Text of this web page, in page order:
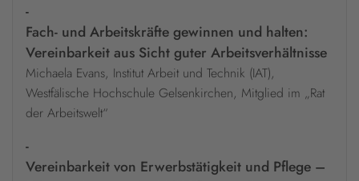
-
Fach- und Arbeitskräfte gewinnen und halten:
Vereinbarkeit aus Sicht guter Arbeitsverhältnisse
Michaela Evans, Institut Arbeit und Technik (IAT),
Westfälische Hochschule Gelsenkirchen, Mitglied im „Rat
der Arbeitswelt“
-
Vereinbarkeit von Erwerbstätigkeit und Pflege –